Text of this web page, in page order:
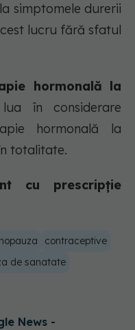
simptomele durerii
lucru fără sfatul
hormonală la
în considerare
hormonală la
totalitate.
cu prescripție
contraceptive
de sanatate
News -